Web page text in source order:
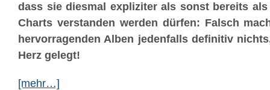
dass sie diesmal expliziter als sonst bereits
Charts verstanden werden dürfen: Falsch
hervorragenden Alben jedenfalls definitiv
Herz gelegt!
[mehr…]